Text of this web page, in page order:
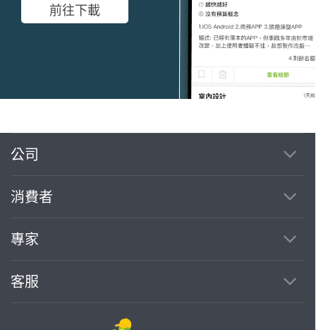
前往下載
公司
消費者
專家
客服
繼續完成